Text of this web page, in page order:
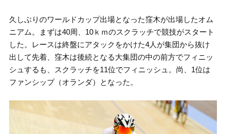
久しぶりのワールドカップ出場となった窪木が出場したオム
ニアム。まずは40周、10ｋｍのスクラッチで競技がスタート
した。レースは終盤にアタックをかけた4人が集団から抜け
出して先着、窪木は後続となる大集団の中の前方でフィニッ
シュするも、スクラッチを11位でフィニッシュ。尚、1位は
ファンシップ（オランダ）となった。